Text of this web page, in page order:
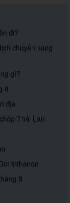
đi?
chuyển sang
gì?
8
địa
Thái Lan
Inthanon
8